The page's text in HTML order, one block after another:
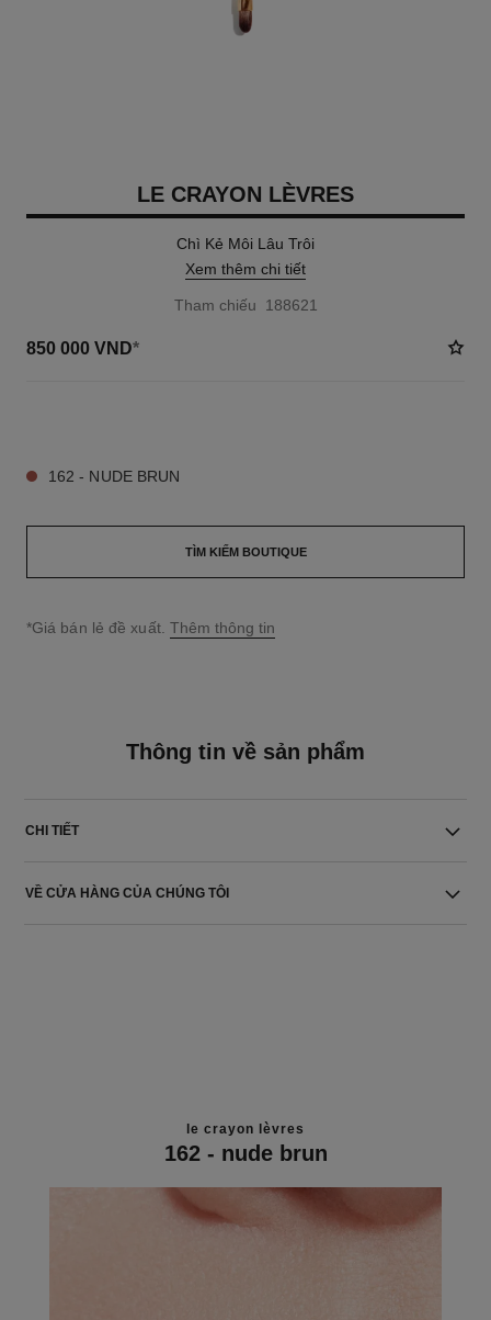
LE CRAYON LÈVRES
Chì Kẻ Môi Lâu Trôi
Xem thêm chi tiết
Tham chiếu 188621
850 000 VND*
162 - NUDE BRUN
TÌM KIẾM BOUTIQUE
↩
*Giá bán lẻ đề xuất. Thêm thông tin
Thông tin về sản phẩm
CHI TIẾT
VỀ CỬA HÀNG CỦA CHÚNG TÔI
le crayon lèvres
162 - nude brun